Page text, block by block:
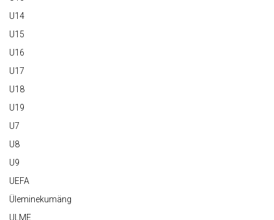
U14
U15
U16
U17
U18
U19
U7
U8
U9
UEFA
Üleminekumäng
ULME